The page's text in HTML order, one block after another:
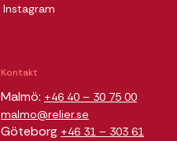
Instagram
Kontakt
Malmö: +46 40 – 30 75 00
malmo@relier.se
Göteborg +46 31 – 303 61